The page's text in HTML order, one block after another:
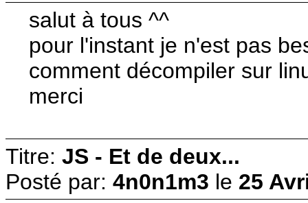
salut à tous ^^
pour l'instant je n'est pas
comment décompiler sur
merci
Titre: JS - Et de deux...
Posté par: 4n0n1m3 le 25